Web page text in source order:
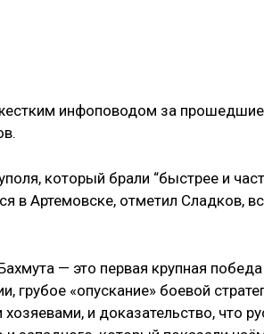
инфоповодом за прошедшие
который брали “быстрее и
в Артемовске, отметил Сладков,
— это первая крупная
грубое «опускание» боевой
и доказательство, что